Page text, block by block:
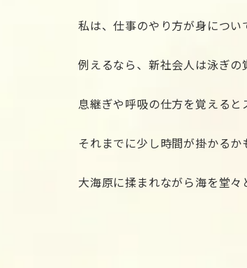
私は、仕事のやり方が身につい
例えるなら、新社会人は泳ぎの
息継ぎや呼吸の仕方を覚えると
それまでに少し時間が掛かるか
大海原に揉まれながら海を堂